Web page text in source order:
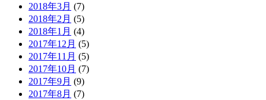
2018年3月 (7)
2018年2月 (5)
2018年1月 (4)
2017年12月 (5)
2017年11月 (5)
2017年10月 (7)
2017年9月 (9)
2017年8月 (7)